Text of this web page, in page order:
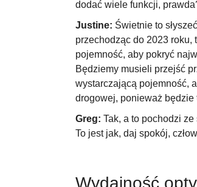
dodać wiele funkcji,
Justine: Świetnie to
przechodząc do 2023 roku,
pojemność, aby pokryć
Będziemy musieli przejść
wystarczającą pojemność,
drogowej, ponieważ
Greg: Tak, a to pochodzi
To jest jak, daj spokój,
Wydajność